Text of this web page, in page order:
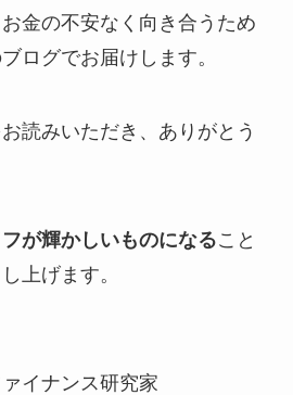
金の不安なく向き合うため
ログでお届けします。
読みいただき、ありがとう
が輝かしいものになること
上げます。
イナンス研究家